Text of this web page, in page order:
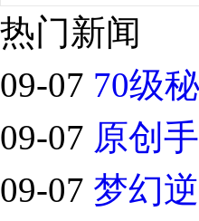
热门新闻
09-07 70级
09-07 原创
09-07 梦幻